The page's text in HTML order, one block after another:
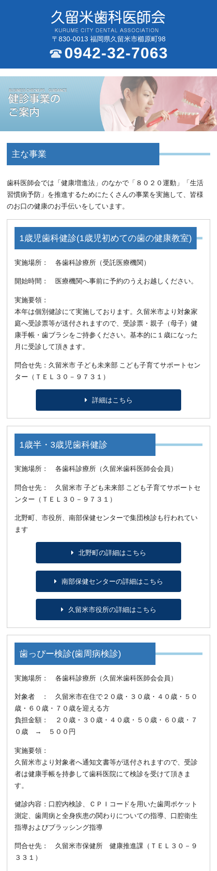
〒830-0013 福岡県久留米市櫛原町98
0942-32-7063
主な事業
歯科医師会では「健康増進法」のなかで「８０２０運動」「生活
習慣病予防」を推進するためにたくさんの事業を実施して、皆様
のお口の健康のお手伝いをしています。
1歳児歯科健診(1歳児初めての歯の健康教室)
実施場所： 各歯科診療所（受託医療機関）
開始時間： 医療機関へ事前に予約のうえお越しください。
実施要領：
本年は個別健診にて実施しております。久留米市より対象家
庭へ受診票等が送付されますので、受診票・親子（母子）健
康手帳・歯ブラシをご持参ください。基本的に１歳になった
月に受診して頂きます。
問合せ先：久留米市 子ども未来部 こども子育てサポートセン
ター（ＴＥＬ３０－９７３１）
詳細はこちら
1歳半・3歳児歯科健診
実施場所： 各歯科診療所（久留米歯科医師会会員）
問合せ先： 久留米市 子ども未来部 こども子育てサポートセ
ンター（ＴＥＬ３０－９７３１）
北野町、市役所、南部保健センターで集団検診も行われてい
ます
北野町の詳細はこちら
南部保健センターの詳細はこちら
久留米市役所の詳細はこちら
歯っぴー検診(歯周病検診)
実施場所： 各歯科診療所（久留米歯科医師会会員）
対象者 ： 久留米市在住で２０歳・３０歳・４０歳・５０
歳・６０歳・７０歳を迎える方
負担金額： ２０歳・３０歳・４０歳・５０歳・６０歳・７
０歳 → ５００円
実施要領：
久留米市より対象者へ通知文書等が送付されますので、受診
者は健康手帳を持参して歯科医院にて検診を受けて頂きま
す。
健診内容：口腔内検診、ＣＰＩコードを用いた歯周ポケット
測定、歯周病と全身疾患の関わりについての指導、口腔衛生
指導およびブラッシング指導
問合せ先： 久留米市保健所 健康推進課（ＴＥＬ３０－９
３３１）